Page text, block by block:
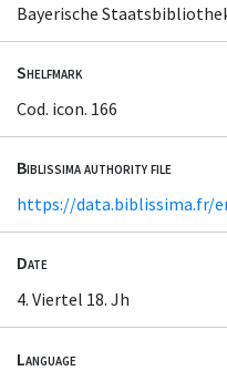
Bayerische
Shelfmark
Cod. icon. 166
Biblissima authority file
https://data.biblissima.fr/
Date
4. Viertel 18. Jh
Language